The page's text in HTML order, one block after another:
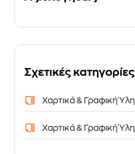
Σχετικές κατηγορίες
Χαρτικά & Γραφική Ύλη
Χαρτικά & Γραφική Ύλη